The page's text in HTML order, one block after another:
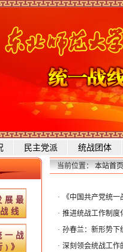
民主党派 统战团体
展最
战线
一战
)》
当前位置：本站首页
· 《中国共产党统一
· 推进统战工作制度
· 孙春兰：新形势下
· 深刻领会统战工作